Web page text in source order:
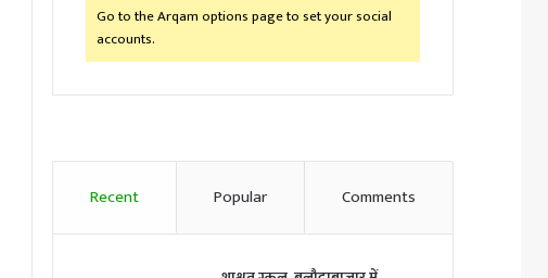
Go to the Arqam options page to set your social
accounts.
Recent Popular Comments